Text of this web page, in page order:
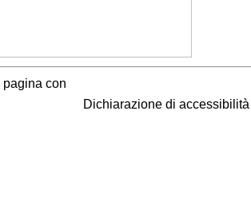
con
Dichiarazione di